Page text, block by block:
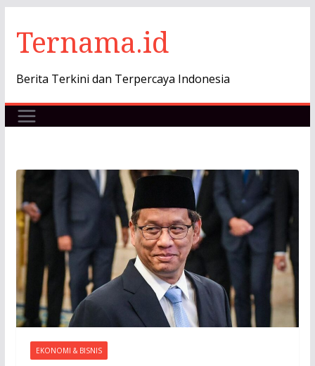
content
Ternama.id
Berita Terkini dan Terpercaya Indonesia
EKONOMI & BISNIS